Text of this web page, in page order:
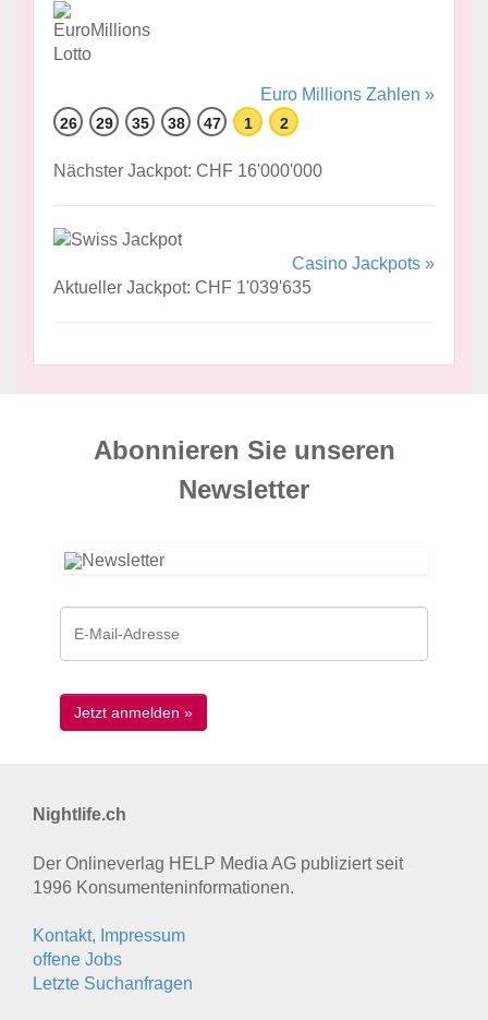
Euro Millions Zahlen »
26 29 35 38 47 1 2
Nächster Jackpot: CHF 16'000'000
Casino Jackpots »
Aktueller Jackpot: CHF 1'039'635
Abonnieren Sie unseren
News­letter
Nightlife.ch
Der Onlineverlag HELP Media AG publiziert seit
1996 Konsumenten­informationen.
Kontakt, Impressum
offene Jobs
Letzte Suchanfragen